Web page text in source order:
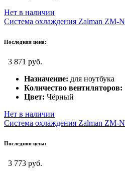
Нет в наличии
Система охлаждения Zalman ZM-
Последняя цена:
3 871 руб.
Назначение: для ноутбука
Количество вентиляторов:
Цвет: Чёрный
Нет в наличии
Система охлаждения Zalman ZM-
Последняя цена:
3 773 руб.